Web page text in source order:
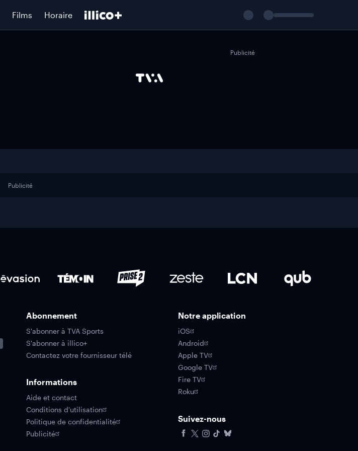
Films Horaire
Publicité
Publicité
Abonnement
S'abonner à TVA Sports
S'abonner à illico+
Contactez votre fournisseur télé
Informations
Aide et contact
Conditions d'utilisation
Politique de confidentialité
Publicité
Notre application
iOS
Android
Apple TV
Google TV
Fire TV
Roku
Suivez-nous